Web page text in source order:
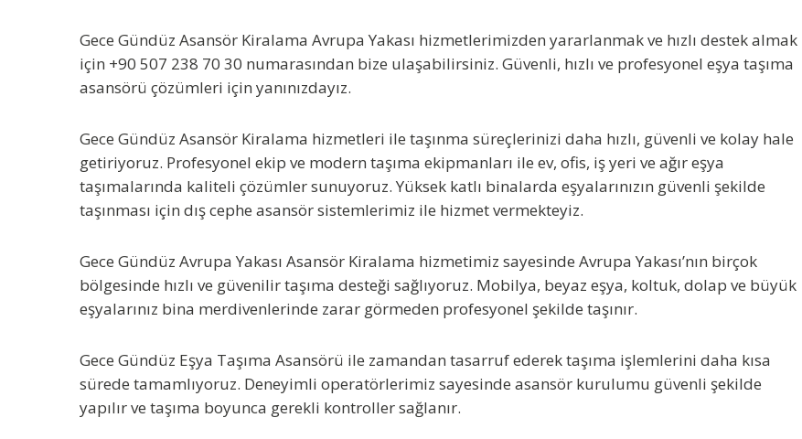
Gece Gündüz Asansör Kiralama Avrupa Yakası hizmetlerimizden yararlanmak ve hızlı destek almak
için +90 507 238 70 30 numarasından bize ulaşabilirsiniz. Güvenli, hızlı ve profesyonel eşya taşıma
asansörü çözümleri için yanınızdayız.
Gece Gündüz Asansör Kiralama hizmetleri ile taşınma süreçlerinizi daha hızlı, güvenli ve kolay hale
getiriyoruz. Profesyonel ekip ve modern taşıma ekipmanları ile ev, ofis, iş yeri ve ağır eşya
taşımalarında kaliteli çözümler sunuyoruz. Yüksek katlı binalarda eşyalarınızın güvenli şekilde
taşınması için dış cephe asansör sistemlerimiz ile hizmet vermekteyiz.
Gece Gündüz Avrupa Yakası Asansör Kiralama hizmetimiz sayesinde Avrupa Yakası’nın birçok
bölgesinde hızlı ve güvenilir taşıma desteği sağlıyoruz. Mobilya, beyaz eşya, koltuk, dolap ve büyük
eşyalarınız bina merdivenlerinde zarar görmeden profesyonel şekilde taşınır.
Gece Gündüz Eşya Taşıma Asansörü ile zamandan tasarruf ederek taşıma işlemlerini daha kısa
sürede tamamlıyoruz. Deneyimli operatörlerimiz sayesinde asansör kurulumu güvenli şekilde
yapılır ve taşıma boyunca gerekli kontroller sağlanır.